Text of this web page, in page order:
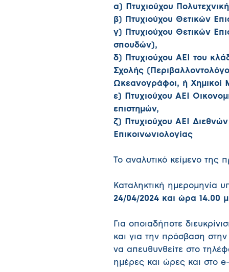
α) Πτυχιούχου
β) Πτυχιούχου Θετικών
γ) Πτυχιούχου Θετικών
σπουδών),
δ) Πτυχιούχου ΑΕΙ του
Σχολής
Ωκεανογράφοι, ή Χημικοί
ε) Πτυχιούχου ΑΕΙ
επιστημών,
ζ) Πτυχιούχου ΑΕΙ
Επικοινωνιολογίας
Το αναλυτικό κείμενο της
Καταληκτική ημερομηνία
24/04/2024 και ώρα 14.00
Για οποιαδήποτε
και για την πρόσβαση
να απευθυνθείτε στο
ημέρες και ώρες και στο